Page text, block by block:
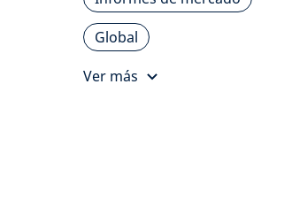
Global
Ver más